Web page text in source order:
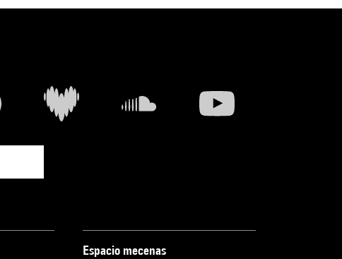
Espacio mecenas